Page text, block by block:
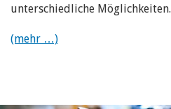
unterschiedliche Möglichkeiten.
(mehr …)